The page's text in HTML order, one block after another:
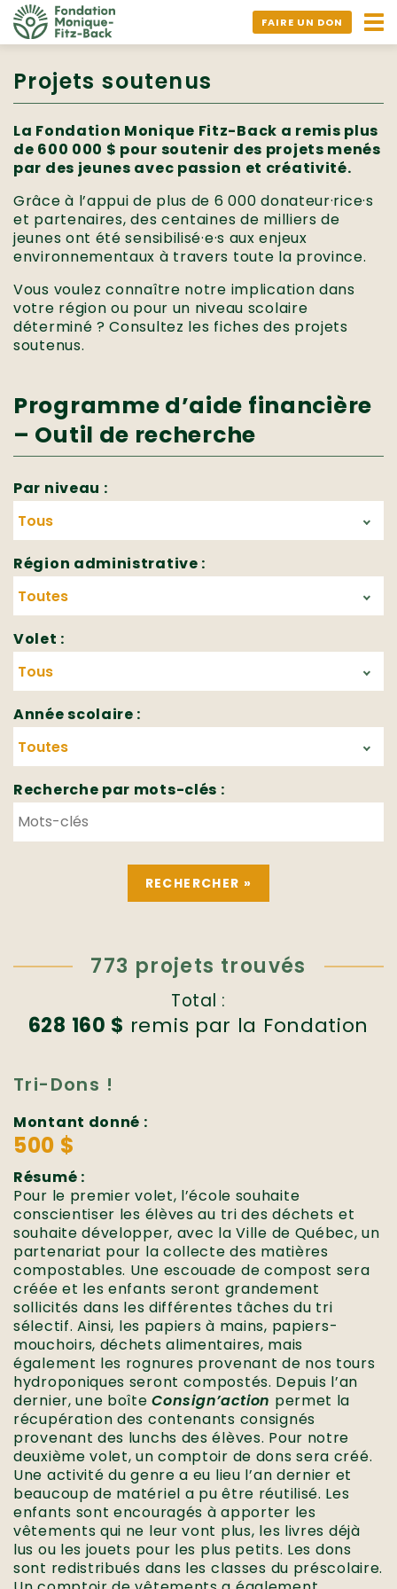
FAIRE UN DON
Projets soutenus
La Fondation Monique Fitz-Back a remis plus
de 600 000 $ pour soutenir des projets menés
par des jeunes avec passion et créativité.
Grâce à l’appui de plus de 6 000 donateur·rice·s
et partenaires, des centaines de milliers de
jeunes ont été sensibilisé·e·s aux enjeux
environnementaux à travers toute la province.
Vous voulez connaître notre implication dans
votre région ou pour un niveau scolaire
déterminé ? Consultez les fiches des projets
soutenus.
Programme d’aide financière
– Outil de recherche
Par niveau :
Région administrative :
Volet :
Année scolaire :
Recherche par mots-clés :
773 projets trouvés
Total :
628 160 $ remis par la Fondation
Tri-Dons !
Montant donné :
500 $
Résumé :
Pour le premier volet, l’école souhaite
conscientiser les élèves au tri des déchets et
souhaite développer, avec la Ville de Québec, un
partenariat pour la collecte des matières
compostables. Une escouade de compost sera
créée et les enfants seront grandement
sollicités dans les différentes tâches du tri
sélectif. Ainsi, les papiers à mains, papiers-
mouchoirs, déchets alimentaires, mais
également les rognures provenant de nos tours
hydroponiques seront compostés. Depuis l’an
dernier, une boîteConsign’action permet la
récupération des contenants consignés
provenant des lunchs des élèves. Pour notre
deuxième volet, un comptoir de dons sera créé.
Une activité du genre a eu lieu l’an dernier et
beaucoup de matériel a pu être réutilisé. Les
enfants sont encouragés à apporter les
vêtements qui ne leur vont plus, les livres déjà
lus ou les jouets pour les plus petits. Les dons
sont redistribués dans les classes du préscolaire.